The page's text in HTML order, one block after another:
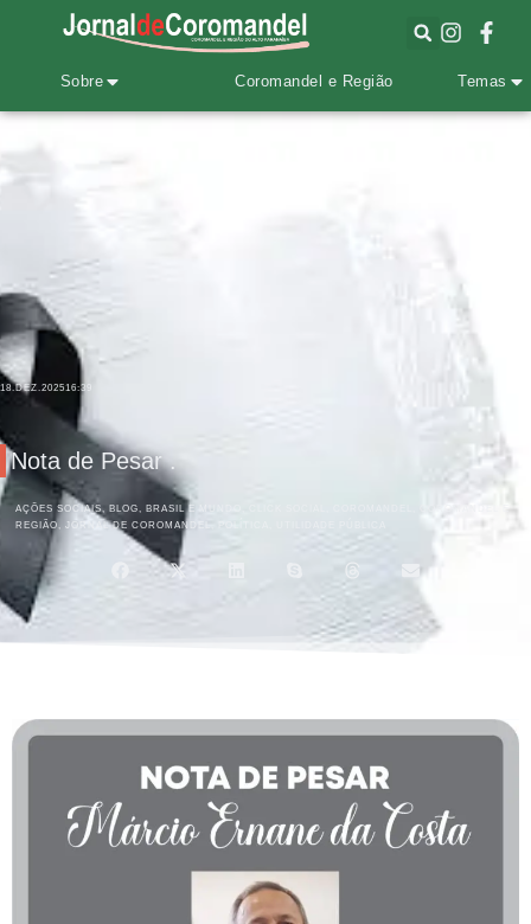
Sobre Coromandel e Região Temas
18.DEZ.202516:39
Nota de Pesar .
AÇÕES SOCIAIS BLOG BRASIL E MUNDO
COROMANDEL E
REGIÃO
,JORNAL DE COROMANDEL